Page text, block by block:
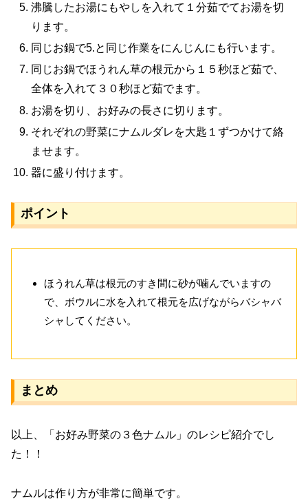
沸騰したお湯にもやしを入れて１分茹でてお湯を切
ります。
同じお鍋で5.と同じ作業をにんじんにも行います。
同じお鍋でほうれん草の根元から１５秒ほど茹で、
全体を入れて３０秒ほど茹でます。
お湯を切り、お好みの長さに切ります。
それぞれの野菜にナムルダレを大匙１ずつかけて絡
ませます。
器に盛り付けます。
ポイント
ほうれん草は根元のすき間に砂が噛んでいますの
で、ボウルに水を入れて根元を広げながらバシャバ
シャしてください。
まとめ
以上、「お好み野菜の３色ナムル」のレシピ紹介でし
た！！
ナムルは作り方が非常に簡単です。